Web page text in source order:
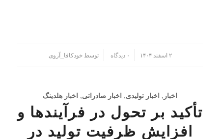
۲ اسفند ۱۴۰۴ / ۰ دیدگاه توسطخودکافا_آر‌وی
اخبار , اخبار تولیدی, اخبار صادراتی, اخبار هلدینگ
تأکید بر تحول در فرآیندها و
افزایش ظرفیت تولید در